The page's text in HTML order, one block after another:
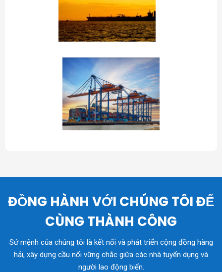
ĐỒNG HÀNH VỚI CHÚNG TÔI ĐỂ
CÙNG THÀNH CÔNG
Sứ mệnh của chúng tôi là kết nối và phát triển cộng đồng hàng
hải, xây dựng cầu nối vững chắc giữa các nhà tuyển dụng và
người lao động biển.